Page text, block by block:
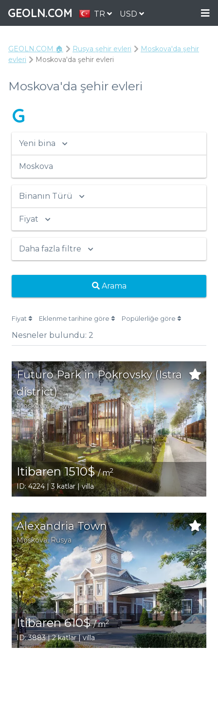
GEOLN.COM TR USD
GEOLN.COM 🏠 Rusya şehir evleri
Moskova'da şehir
evleri
Moskova'da şehir evleri
Moskova'da şehir evleri
G
Yeni bina
Moskova
Binanın Türü
Fiyat
Daha fazla filtre
Arama
Fiyat Eklenme tarihine göre Popülerliğe göre
Nesneler bulundu: 2
Futuro Park in Pokrovsky (Istra
district)
Moskova,Rusya
Itibaren 1510$/ m2
ID: 4224 | 3 katlar | villa
Alexandria Town
Moskova,Rusya
Itibaren 610$/ m2
ID: 3883 | 2 katlar | villa